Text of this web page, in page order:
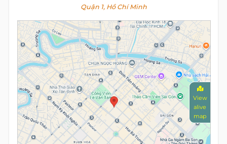
Quận 1, Hồ Chí Minh
View
alive
map